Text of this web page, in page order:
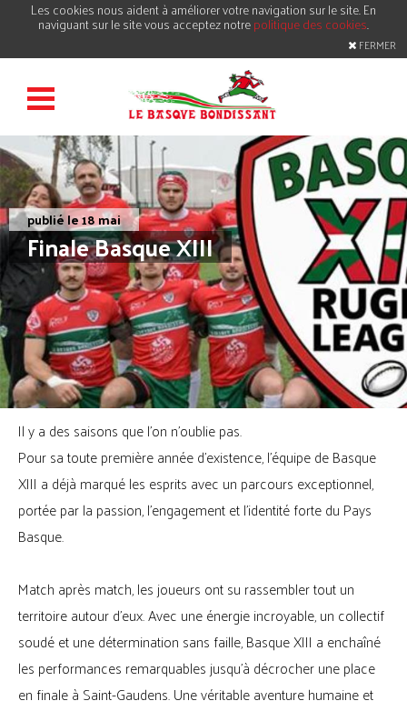
Les cookies nous aident à améliorer votre navigation sur le site. En
naviguant sur le site vous acceptez notrepolitique des cookies.
FERMER
publié le 18 mai
Finale Basque XIII
Il y a des saisons que l’on n’oublie pas.
Pour sa toute première année d’existence, l’équipe de Basque
XIII a déjà marqué les esprits avec un parcours exceptionnel,
portée par la passion, l’engagement et l’identité forte du Pays
Basque.
Match après match, les joueurs ont su rassembler tout un
territoire autour d’eux. Avec une énergie incroyable, un collectif
soudé et une détermination sans faille, Basque XIII a enchaîné
les performances remarquables jusqu’à décrocher une place
en finale à Saint-Gaudens. Une véritable aventure humaine et